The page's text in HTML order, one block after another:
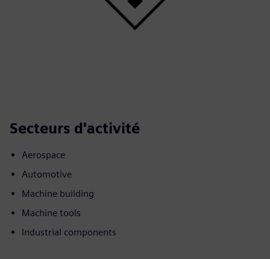
Secteurs d'activité
Aerospace
Automotive
Machine building
Machine tools
Industrial components